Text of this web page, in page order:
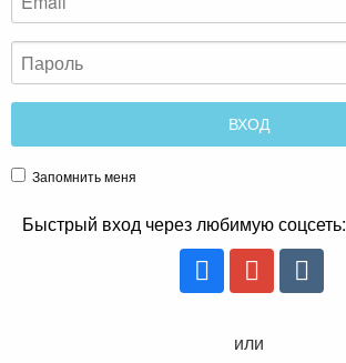
Запомнить меня
Быстрый вход через любимую соцсеть:
или